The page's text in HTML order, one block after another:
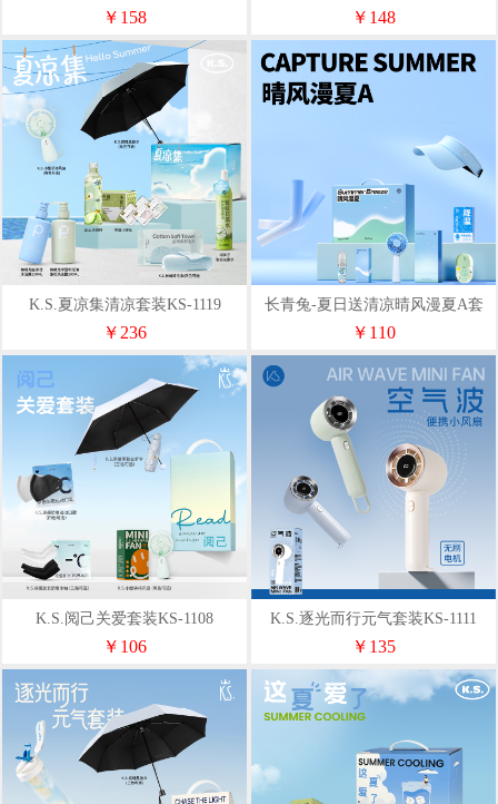
￥158 ￥148
K.S.夏凉集清凉套装KS-1119
￥236
长青兔-夏日送清凉晴风漫夏A套
装
￥110
K.S.阅己关爱套装KS-1108
￥106
K.S.逐光而行元气套装KS-1111
￥135